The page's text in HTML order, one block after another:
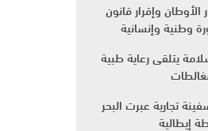
وإقرار قانون
وطنية وإنسانية
يتلقى رعاية طبية
تجارية عبرت البحر
إيطالية